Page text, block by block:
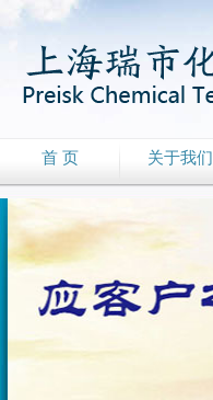
首 页 关于我们